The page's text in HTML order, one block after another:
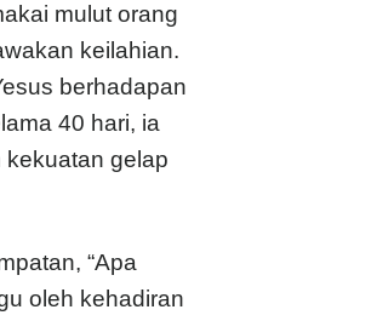
mulut orang
keilahian.
berhadapan
40 hari, ia
gelap
“Apa
oleh kehadiran